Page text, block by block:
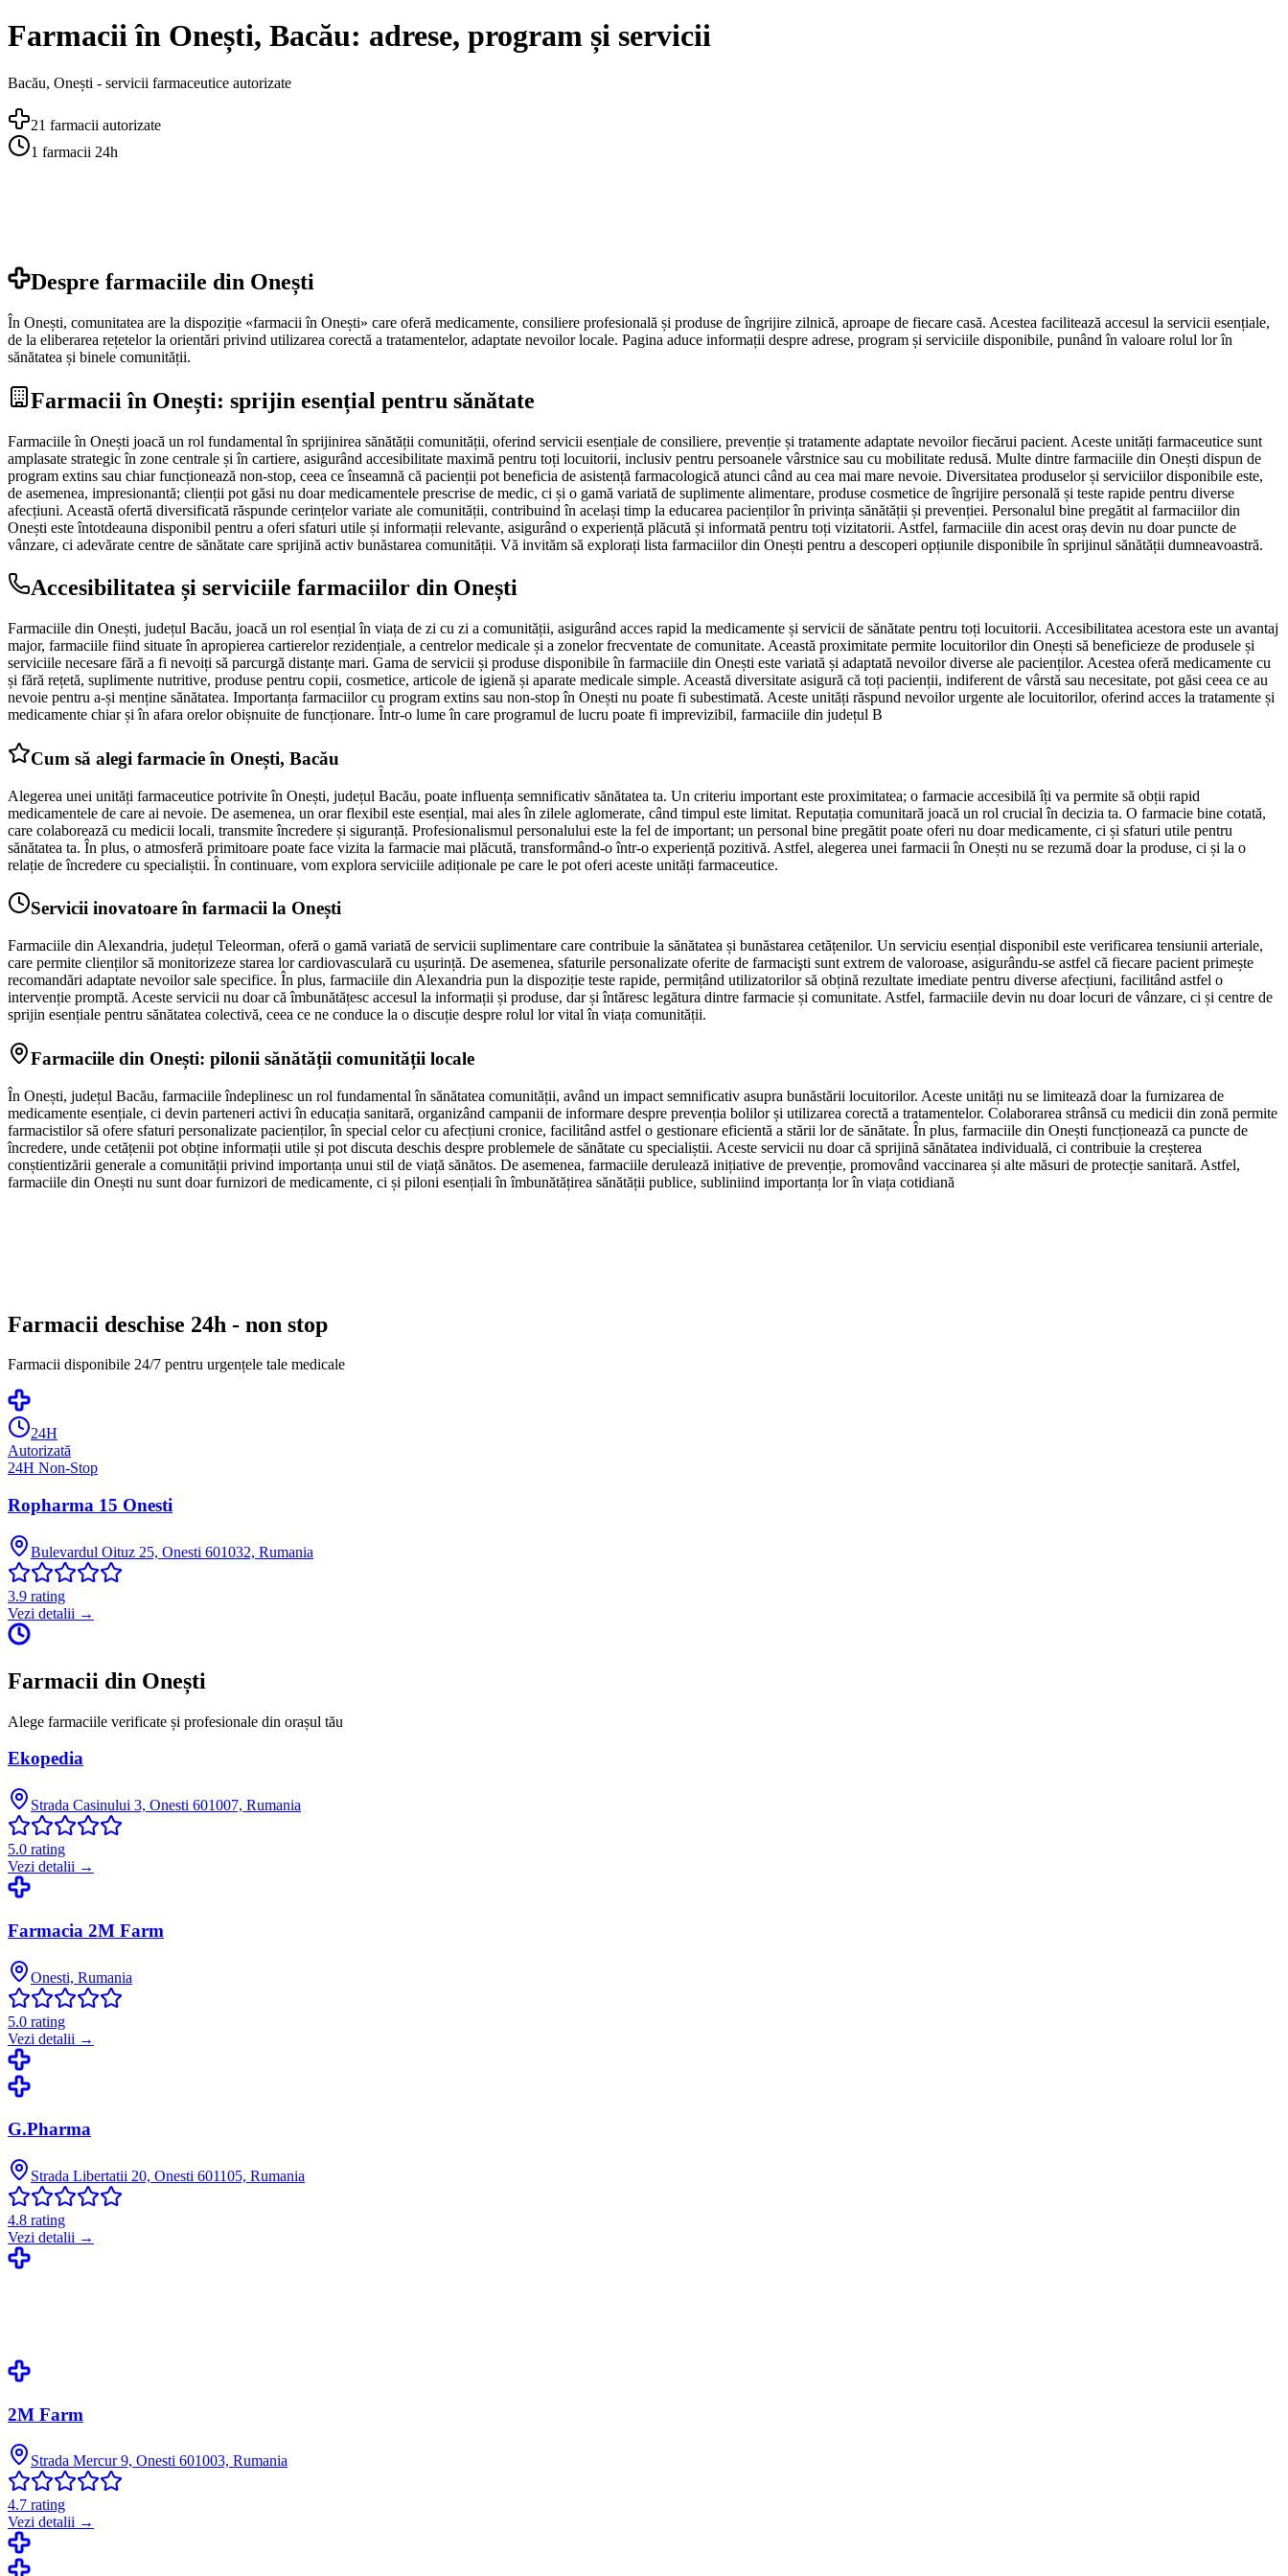
Farmacii în Onești, Bacău: adrese, program și servicii
Bacău, Onești - servicii farmaceutice autorizate
21 farmacii autorizate
1 farmacii 24h
Despre farmaciile din Onești
În Onești, comunitatea are la dispoziție «farmacii în Onești» care oferă medicamente, consiliere profesională și produse de îngrijire zilnică, aproape de fiecare casă. Acestea facilitează accesul la servicii esențiale,
de la eliberarea rețetelor la orientări privind utilizarea corectă a tratamentelor, adaptate nevoilor locale. Pagina aduce informații despre adrese, program și serviciile disponibile, punând în valoare rolul lor în
sănătatea și binele comunității.
Farmacii în Onești: sprijin esențial pentru sănătate
Farmaciile în Onești joacă un rol fundamental în sprijinirea sănătății comunității, oferind servicii esențiale de consiliere, prevenție și tratamente adaptate nevoilor fiecărui pacient. Aceste unități farmaceutice sunt
amplasate strategic în zone centrale și în cartiere, asigurând accesibilitate maximă pentru toți locuitorii, inclusiv pentru persoanele vârstnice sau cu mobilitate redusă. Multe dintre farmaciile din Onești dispun de
program extins sau chiar funcționează non-stop, ceea ce înseamnă că pacienții pot beneficia de asistență farmacologică atunci când au cea mai mare nevoie. Diversitatea produselor și serviciilor disponibile este,
de asemenea, impresionantă; clienții pot găsi nu doar medicamentele prescrise de medic, ci și o gamă variată de suplimente alimentare, produse cosmetice de îngrijire personală și teste rapide pentru diverse
afecțiuni. Această ofertă diversificată răspunde cerințelor variate ale comunității, contribuind în același timp la educarea pacienților în privința sănătății și prevenției. Personalul bine pregătit al farmaciilor din
Onești este întotdeauna disponibil pentru a oferi sfaturi utile și informații relevante, asigurând o experiență plăcută și informată pentru toți vizitatorii. Astfel, farmaciile din acest oraș devin nu doar puncte de
vânzare, ci adevărate centre de sănătate care sprijină activ bunăstarea comunității. Vă invităm să explorați lista farmaciilor din Onești pentru a descoperi opțiunile disponibile în sprijinul sănătății dumneavoastră.
Accesibilitatea și serviciile farmaciilor din Onești
Farmaciile din Onești, județul Bacău, joacă un rol esențial în viața de zi cu zi a comunității, asigurând acces rapid la medicamente și servicii de sănătate pentru toți locuitorii. Accesibilitatea acestora este un avantaj
major, farmaciile fiind situate în apropierea cartierelor rezidențiale, a centrelor medicale și a zonelor frecventate de comunitate. Această proximitate permite locuitorilor din Onești să beneficieze de produsele și
serviciile necesare fără a fi nevoiți să parcurgă distanțe mari. Gama de servicii și produse disponibile în farmaciile din Onești este variată și adaptată nevoilor diverse ale pacienților. Acestea oferă medicamente cu
și fără rețetă, suplimente nutritive, produse pentru copii, cosmetice, articole de igienă și aparate medicale simple. Această diversitate asigură că toți pacienții, indiferent de vârstă sau necesitate, pot găsi ceea ce au
nevoie pentru a-și menține sănătatea. Importanța farmaciilor cu program extins sau non-stop în Onești nu poate fi subestimată. Aceste unități răspund nevoilor urgente ale locuitorilor, oferind acces la tratamente și
medicamente chiar și în afara orelor obișnuite de funcționare. Într-o lume în care programul de lucru poate fi imprevizibil, farmaciile din județul B
Cum să alegi farmacie în Onești, Bacău
Alegerea unei unități farmaceutice potrivite în Onești, județul Bacău, poate influența semnificativ sănătatea ta. Un criteriu important este proximitatea; o farmacie accesibilă îți va permite să obții rapid
medicamentele de care ai nevoie. De asemenea, un orar flexibil este esențial, mai ales în zilele aglomerate, când timpul este limitat. Reputația comunitară joacă un rol crucial în decizia ta. O farmacie bine cotată,
care colaborează cu medicii locali, transmite încredere și siguranță. Profesionalismul personalului este la fel de important; un personal bine pregătit poate oferi nu doar medicamente, ci și sfaturi utile pentru
sănătatea ta. În plus, o atmosferă primitoare poate face vizita la farmacie mai plăcută, transformând-o într-o experiență pozitivă. Astfel, alegerea unei farmacii în Onești nu se rezumă doar la produse, ci și la o
relație de încredere cu specialiștii. În continuare, vom explora serviciile adiționale pe care le pot oferi aceste unități farmaceutice.
Servicii inovatoare în farmacii la Onești
Farmaciile din Alexandria, județul Teleorman, oferă o gamă variată de servicii suplimentare care contribuie la sănătatea și bunăstarea cetățenilor. Un serviciu esențial disponibil este verificarea tensiunii arteriale,
care permite clienților să monitorizeze starea lor cardiovasculară cu ușurință. De asemenea, sfaturile personalizate oferite de farmacişti sunt extrem de valoroase, asigurându-se astfel că fiecare pacient primește
recomandări adaptate nevoilor sale specifice. În plus, farmaciile din Alexandria pun la dispoziție teste rapide, permițând utilizatorilor să obțină rezultate imediate pentru diverse afecțiuni, facilitând astfel o
intervenție promptă. Aceste servicii nu doar că îmbunătățesc accesul la informații și produse, dar și întăresc legătura dintre farmacie și comunitate. Astfel, farmaciile devin nu doar locuri de vânzare, ci și centre de
sprijin esențiale pentru sănătatea colectivă, ceea ce ne conduce la o discuție despre rolul lor vital în viața comunității.
Farmaciile din Onești: pilonii sănătății comunității locale
În Onești, județul Bacău, farmaciile îndeplinesc un rol fundamental în sănătatea comunității, având un impact semnificativ asupra bunăstării locuitorilor. Aceste unități nu se limitează doar la furnizarea de
medicamente esențiale, ci devin parteneri activi în educația sanitară, organizând campanii de informare despre prevenția bolilor și utilizarea corectă a tratamentelor. Colaborarea strânsă cu medicii din zonă permite
farmacistilor să ofere sfaturi personalizate pacienților, în special celor cu afecțiuni cronice, facilitând astfel o gestionare eficientă a stării lor de sănătate. În plus, farmaciile din Onești funcționează ca puncte de
încredere, unde cetățenii pot obține informații utile și pot discuta deschis despre problemele de sănătate cu specialiștii. Aceste servicii nu doar că sprijină sănătatea individuală, ci contribuie la creșterea
conștientizării generale a comunității privind importanța unui stil de viață sănătos. De asemenea, farmaciile derulează inițiative de prevenție, promovând vaccinarea și alte măsuri de protecție sanitară. Astfel,
farmaciile din Onești nu sunt doar furnizori de medicamente, ci și piloni esențiali în îmbunătățirea sănătății publice, subliniind importanța lor în viața cotidiană
Farmacii deschise 24h - non stop
Farmacii disponibile 24/7 pentru urgențele tale medicale
24H
Autorizată
24H Non-Stop
Ropharma 15 Onesti
Bulevardul Oituz 25, Onesti 601032, Rumania
3.9 rating
Vezi detalii →
Farmacii din Onești
Alege farmaciile verificate și profesionale din orașul tău
Ekopedia
Strada Casinului 3, Onesti 601007, Rumania
5.0 rating
Vezi detalii →
Farmacia 2M Farm
Onesti, Rumania
5.0 rating
Vezi detalii →
G.Pharma
Strada Libertatii 20, Onesti 601105, Rumania
4.8 rating
Vezi detalii →
2M Farm
Strada Mercur 9, Onesti 601003, Rumania
4.7 rating
Vezi detalii →